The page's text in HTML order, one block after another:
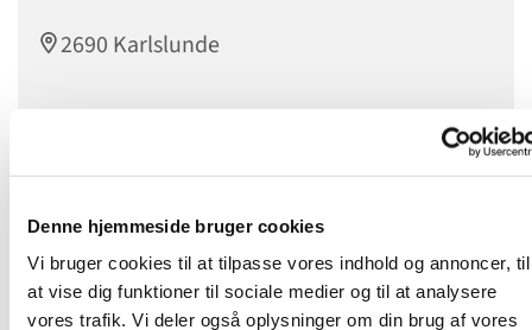
Denne hjemmeside bruger cookies
Vi bruger cookies til at tilpasse vores indhold og annoncer, til
at vise dig funktioner til sociale medier og til at analysere
vores trafik. Vi deler også oplysninger om din brug af vores
2690 Karlslunde
Onsdagstræfer et levende fællesskab for alle, som kan
kaffebord og hyggeligt samvær, hvor nye venskaber
opstår. Udover kaffe og lækker kage, oplever vi en
spændende og let tilgængelig undervisning fra et stykke i
Bibelen, eller vi hører en fortælling fra en